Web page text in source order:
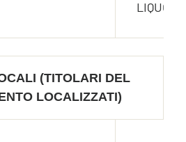
LIQUORS
(TITOLARI DEL
LOCALIZZATI)